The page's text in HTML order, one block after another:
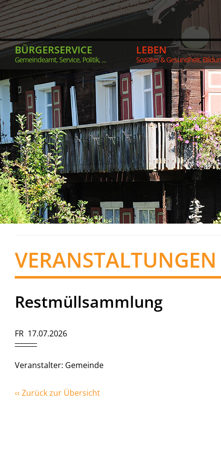
BÜRGERSERVICE
Gemeindeamt, Service, Politik, ...
LEBEN
Soziales & Gesundheit,
VERANSTALTUNGEN
Restmüllsammlung
FR 17.07.2026
Veranstalter: Gemeinde
‹‹ Zurück zur Übersicht